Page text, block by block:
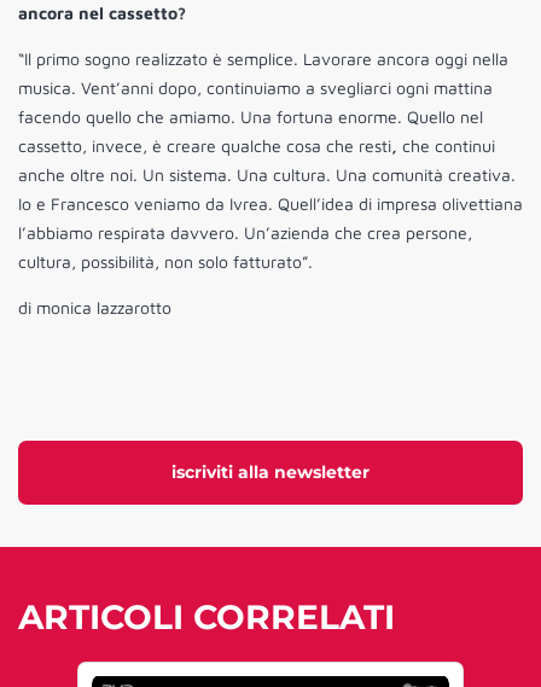
iscriviti alla newsletter
ancora nel cassetto?
“Il primo sogno realizzato è semplice. Lavorare ancora oggi nella
musica. Vent’anni dopo, continuiamo a svegliarci ogni mattina
facendo quello che amiamo. Una fortuna enorme. Quello nel
cassetto, invece, è creare qualche cosa che resti, che continui
anche oltre noi. Un sistema. Una cultura. Una comunità creativa.
Io e Francesco veniamo da Ivrea. Quell’idea di impresa olivettiana
l’abbiamo respirata davvero. Un’azienda che crea persone,
cultura, possibilità, non solo fatturato”.
di monica lazzarotto
ARTICOLI CORRELATI